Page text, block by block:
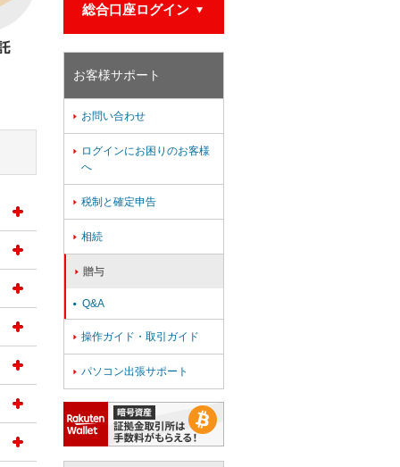
総合口座ログイン
お客様サポート
 お問い合わせ
 ログインにお困りのお客様
へ
 税制と確定申告
 相続
 贈与
 Q&A
 操作ガイド・取引ガイド
 パソコン出張サポート